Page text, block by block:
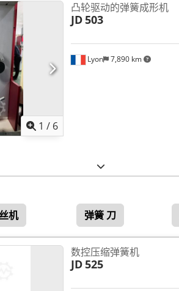
1 / 6
Lyon 7,890 km
凸轮驱动的弹簧成形机
JD503
机 弹簧 刀
数控压缩弹簧机
JD525